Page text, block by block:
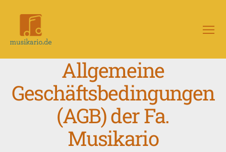
–
Musikunterricht
Allgemeine
Geschäftsbedingungen
(AGB) der Fa.
Musikario